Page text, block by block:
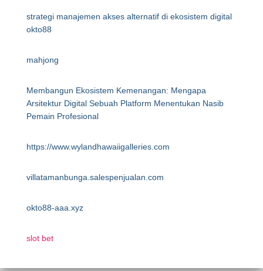
strategi manajemen akses alternatif di ekosistem digital
okto88
mahjong
Membangun Ekosistem Kemenangan: Mengapa
Arsitektur Digital Sebuah Platform Menentukan Nasib
Pemain Profesional
https://www.wylandhawaiigalleries.com
villatamanbunga.salespenjualan.com
okto88-aaa.xyz
slot bet